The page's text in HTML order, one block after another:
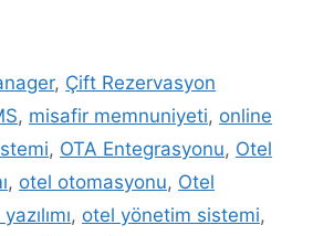
, Çift Rezervasyon
, misafir memnuniyeti, online
, OTA Entegrasyonu, Otel
, otel otomasyonu, Otel
, otel yönetim sistemi,